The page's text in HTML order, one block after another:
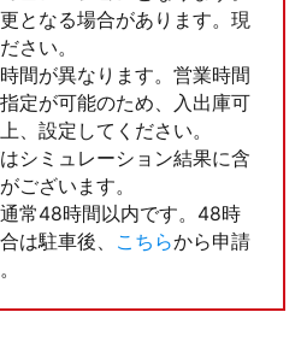
となる場合があります。現
さい。
間が異なります。営業時間
定が可能のため、入出庫可
、設定してください。
シミュレーション結果に含
ございます。
常48時間以内です。48時
は駐車後、
こちらから申請